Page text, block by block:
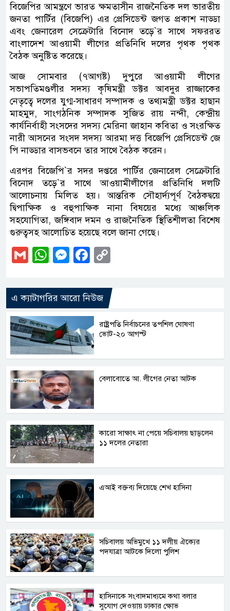
বিজেপির আমন্ত্রণে ভারত ক্ষমতাসীন রাজনৈতিক দল ভারতীয়
জনতা পার্টির (বিজেপি) এর প্রেসিডেন্ট জগত প্রকাশ নাড্ডা
এবং জেনারেল সেক্রেটারি বিনোদ তড়ে‍‍`র সাথে সফররত
বাংলাদেশ আওয়ামী লীগের প্রতিনিধি দলের পৃথক পৃথক
বৈঠক অনুষ্টিত করেছে।
আজ সোমবার (৭আগষ্ট) দুপুরে আওয়ামী লীগের
সভাপতিমণ্ডলীর সদস্য কৃষিমন্ত্রী ডক্টর আবদুর রাজ্জাকের
নেতৃত্বে দলের যুগ্ম-সাধারণ সম্পাদক ও তথ্যমন্ত্রী ডক্টর হাছান
মাহমুদ, সাংগঠনিক সম্পাদক সুজিত রায় নন্দী, কেন্দ্রীয়
কার্যনির্বাহী সংসদের সদস্য মেরিনা জাহান কবিতা ও সংরক্ষিত
নারী আসনের সংসদ সদস্য আরমা দত্ত বিজেপি প্রেসিডেন্ট জে
পি নাড্ডার বাসভবনে তার সাথে বৈঠক করেন।
এরপর বিজেপি‍‍`র সদর দপ্তরে পার্টির জেনারেল সেক্রেটারি
বিনোদ তড়ে‍‍`র সাথে আওয়ামীলীগের প্রতিনিধি দলটি
আলোচনায় মিলিত হয়। আন্তরিক সৌহার্দ্যপূর্ণ বৈঠকদ্বয়ে
দ্বিপাক্ষিক ও বহুপাক্ষিক নানা বিষয়ের মধ্যে আঞ্চলিক
সহযোগিতা, জঙ্গিবাদ দমন ও রাজনৈতিক স্থিতিশীলতা বিশেষ
গুরুত্বসহ আলোচিত হয়েছে বলে জানা গেছে।
GmailWhatsApp
Messenger
Facebook
এ ক্যাটাগরির আরো নিউজ
রাষ্ট্রপতি নির্বাচনের তপশিল ঘোষণা
ভোট-২০ আগস্ট
বেলাবোতে আ. লীগের নেতা আটক
কারো সাক্ষাৎ না পেয়ে সচিবালয় ছাড়লেন
১১ দলের নেতারা
এআই বক্তব্য দিয়েছে শেখ হাসিনা
সচিবালয় অভিমুখে ১১ দলীয় ঐক্যের
পদযাত্রা আটকে দিলো পুলিশ
হাসিনাকে সংবাদমাধ্যমে কথা বলার
সুযোগ দেওয়ায় ঢাকার ক্ষোভ